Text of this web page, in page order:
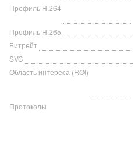
Профиль H.264
Профиль H.265
Битрейт
SVC
Область интереса (ROI)
Протоколы